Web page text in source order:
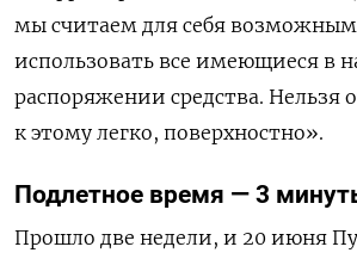
мы считаем для себя возможным
использовать все имеющиеся в
распоряжении средства. Нельзя
к этому легко, поверхностно».
Подлетное время — 3
Прошло две недели, и 20 июня